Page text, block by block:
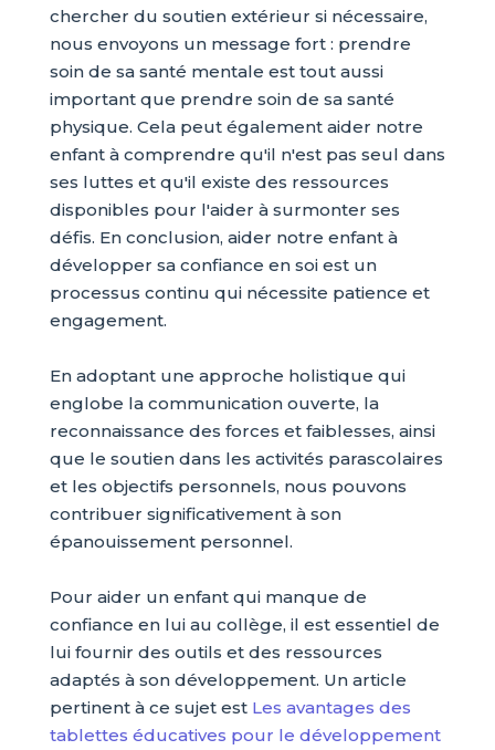
chercher du soutien extérieur si nécessaire,
nous envoyons un message fort : prendre
soin de sa santé mentale est tout aussi
important que prendre soin de sa santé
physique. Cela peut également aider notre
enfant à comprendre qu'il n'est pas seul dans
ses luttes et qu'il existe des ressources
disponibles pour l'aider à surmonter ses
défis. En conclusion, aider notre enfant à
développer sa confiance en soi est un
processus continu qui nécessite patience et
engagement.
En adoptant une approche holistique qui
englobe la communication ouverte, la
reconnaissance des forces et faiblesses, ainsi
que le soutien dans les activités parascolaires
et les objectifs personnels, nous pouvons
contribuer significativement à son
épanouissement personnel.
Pour aider un enfant qui manque de
confiance en lui au collège, il est essentiel de
lui fournir des outils et des ressources
adaptés à son développement. Un article
pertinent à ce sujet est Les avantages des
tablettes éducatives pour le développement